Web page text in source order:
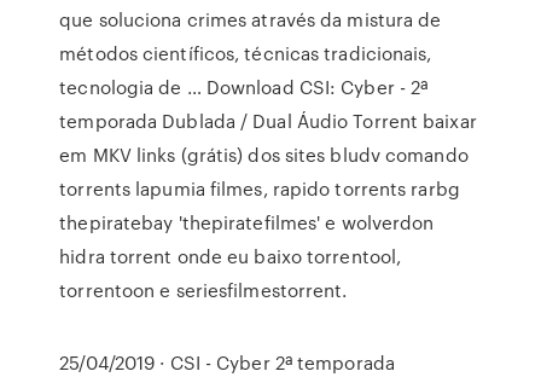
que soluciona crimes através da mistura de
métodos científicos, técnicas tradicionais,
tecnologia de … Download CSI: Cyber - 2ª
temporada Dublada / Dual Áudio Torrent baixar
em MKV links (grátis) dos sites bludv comando
torrents lapumia filmes, rapido torrents rarbg
thepiratebay 'thepiratefilmes' e wolverdon
hidra torrent onde eu baixo torrentool,
torrentoon e seriesfilmestorrent.
25/04/2019 · CSI - Cyber 2ª temporada